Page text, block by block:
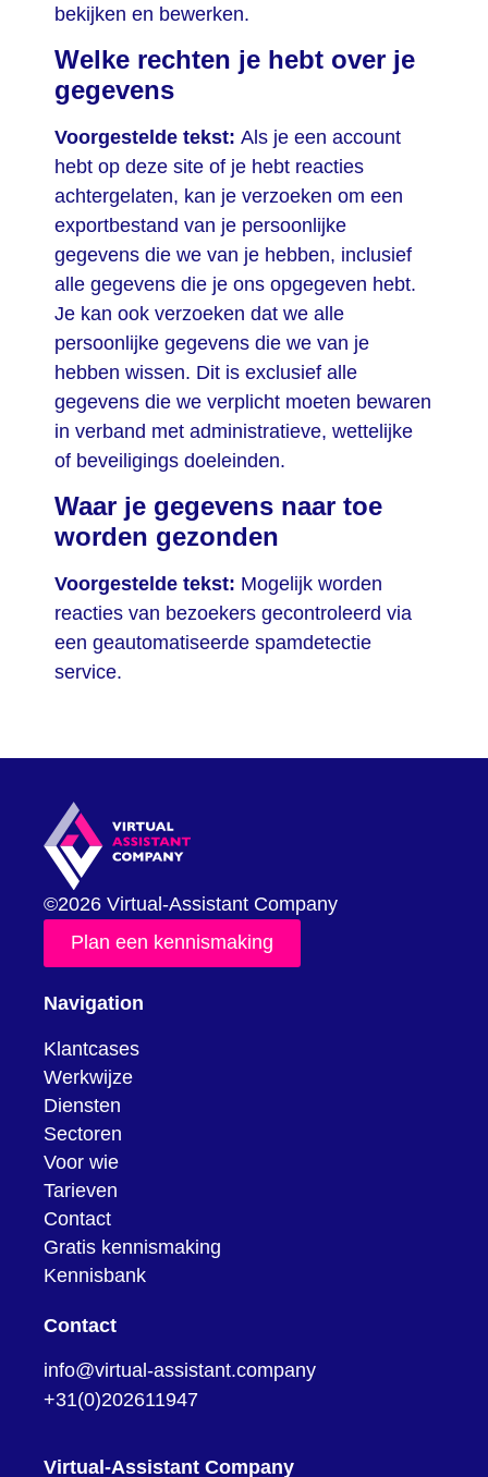
bekijken en bewerken.
Welke rechten je hebt over je
gegevens
Voorgestelde tekst: Als je een account
hebt op deze site of je hebt reacties
achtergelaten, kan je verzoeken om een
exportbestand van je persoonlijke
gegevens die we van je hebben, inclusief
alle gegevens die je ons opgegeven hebt.
Je kan ook verzoeken dat we alle
persoonlijke gegevens die we van je
hebben wissen. Dit is exclusief alle
gegevens die we verplicht moeten bewaren
in verband met administratieve, wettelijke
of beveiligings doeleinden.
Waar je gegevens naar toe
worden gezonden
Voorgestelde tekst: Mogelijk worden
reacties van bezoekers gecontroleerd via
een geautomatiseerde spamdetectie
service.
©2026 Virtual-Assistant Company
Plan een kennismaking
Navigation
Klantcases
Werkwijze
Diensten
Sectoren
Voor wie
Tarieven
Contact
Gratis kennismaking
Kennisbank
Contact
info@virtual-assistant.company
+31(0)202611947
Virtual-Assistant Company